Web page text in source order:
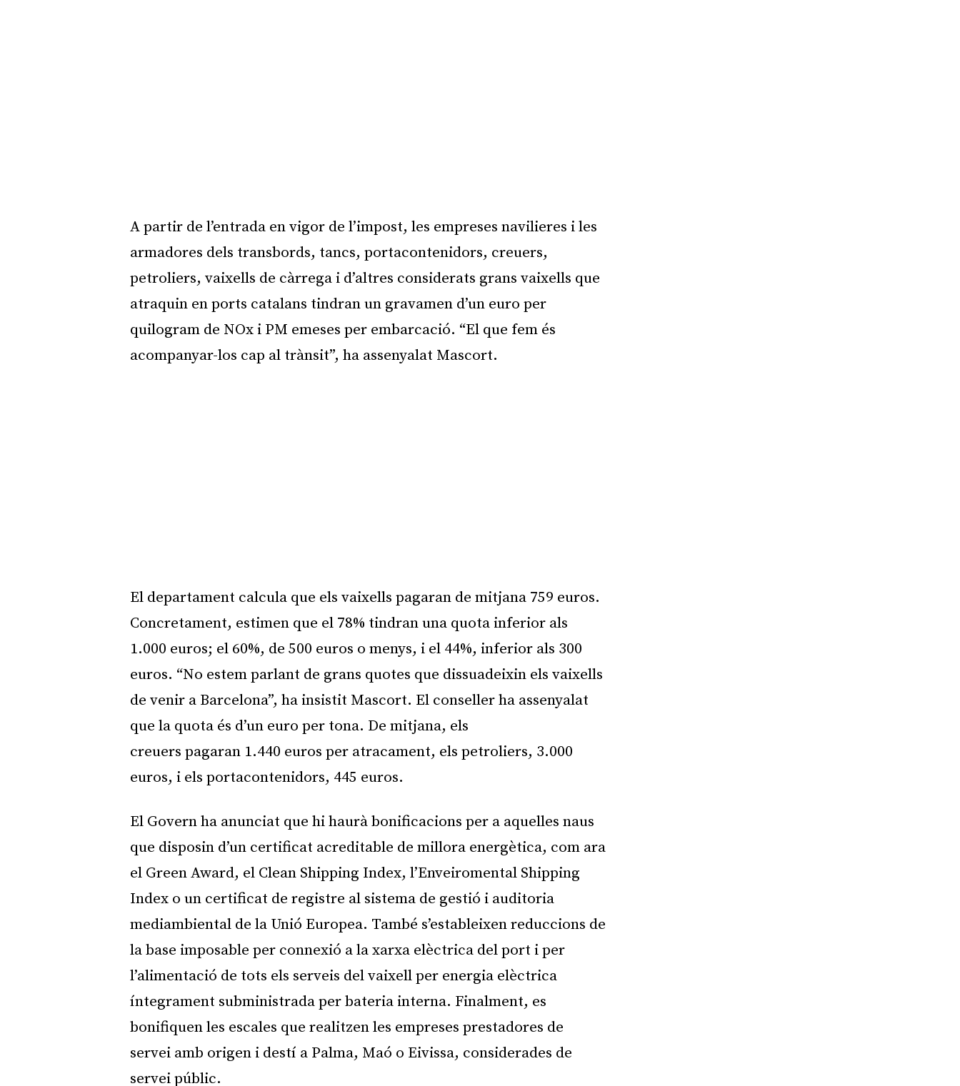
A partir de l’entrada en vigor de l’impost, les empreses navilieres i les
armadores dels transbords, tancs, portacontenidors, creuers,
petroliers, vaixells de càrrega i d’altres considerats grans vaixells que
atraquin en ports catalans tindran un gravamen d’un euro per
quilogram de NOx i PM emeses per embarcació. “El que fem és
acompanyar-los cap al trànsit”, ha assenyalat Mascort.
El departament calcula que els vaixells pagaran de mitjana 759 euros.
Concretament, estimen que el 78% tindran una quota inferior als
1.000 euros; el 60%, de 500 euros o menys, i el 44%, inferior als 300
euros. “No estem parlant de grans quotes que dissuadeixin els vaixells
de venir a Barcelona”, ha insistit Mascort. El conseller ha assenyalat
que la quota és d’un euro per tona. De mitjana, els
creuers pagaran 1.440 euros per atracament, els petroliers, 3.000
euros, i els portacontenidors, 445 euros.
El Govern ha anunciat que hi haurà bonificacions per a aquelles naus
que disposin d’un certificat acreditable de millora energètica, com ara
el Green Award, el Clean Shipping Index, l’Enveiromental Shipping
Index o un certificat de registre al sistema de gestió i auditoria
mediambiental de la Unió Europea. També s’estableixen reduccions de
la base imposable per connexió a la xarxa elèctrica del port i per
l’alimentació de tots els serveis del vaixell per energia elèctrica
íntegrament subministrada per bateria interna. Finalment, es
bonifiquen les escales que realitzen les empreses prestadores de
servei amb origen i destí a Palma, Maó o Eivissa, considerades de
servei públic.